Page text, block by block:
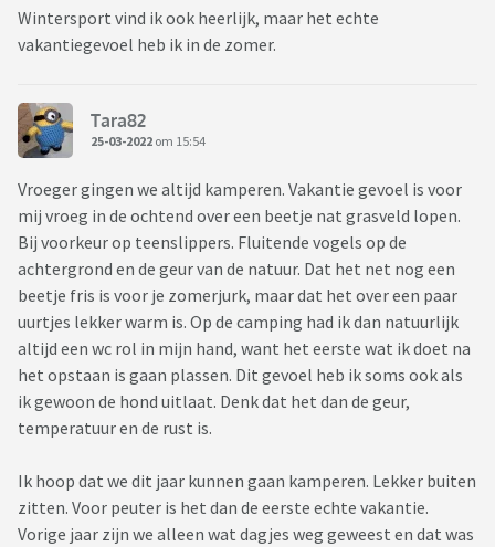
Wintersport vind ik ook heerlijk, maar het echte
vakantiegevoel heb ik in de zomer.
Tara82
25-03-2022 om 15:54
Vroeger gingen we altijd kamperen. Vakantie gevoel is voor
mij vroeg in de ochtend over een beetje nat grasveld lopen.
Bij voorkeur op teenslippers. Fluitende vogels op de
achtergrond en de geur van de natuur. Dat het net nog een
beetje fris is voor je zomerjurk, maar dat het over een paar
uurtjes lekker warm is. Op de camping had ik dan natuurlijk
altijd een wc rol in mijn hand, want het eerste wat ik doet na
het opstaan is gaan plassen. Dit gevoel heb ik soms ook als
ik gewoon de hond uitlaat. Denk dat het dan de geur,
temperatuur en de rust is.
Ik hoop dat we dit jaar kunnen gaan kamperen. Lekker buiten
zitten. Voor peuter is het dan de eerste echte vakantie.
Vorige jaar zijn we alleen wat dagjes weg geweest en dat was